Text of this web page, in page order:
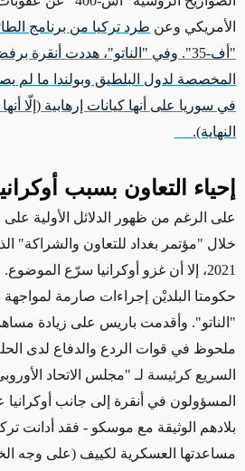
الأمريكي وعن طرد تركيا من برنامج
"أف-35". وفي "الناتو"، هددت أنقرة
المخصصة لدول البلطيق وبولندا ما لم
في سوريا على أنها كيانات إرهابية (إلّا
النهاية).
إحياء التعاون بسبب
على الرغم من ظهور
الدلائل الأولية
خلال "مؤتمر بغداد للتعاون
2021، إلا أن غزو أوكرانيا سرّع
حكومتا البلديْن إجراءات صارمة لمواجهة
"الناتو". وأقدمت باريس على زيادة
ملحوظ في قوات الردع والدفاع لدى
السريع كرئيسة لـ "مجلس الاتحاد
المسؤولون في أنقرة إلى جانب
بلادهم
الوثيقة مع موسكو - فقد أدانت
مساعدتها العسكرية لكييف (على وجه